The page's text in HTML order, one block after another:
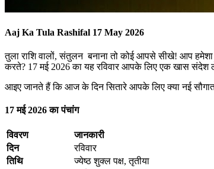
Aaj Ka Tula Rashifal 17 May 2026
तुला राशि वालों, संतुलन बनाना तो कोई आपसे सीखे! आप
करते? 17 मई 2026 का यह रविवार आपके लिए एक खास
आइए जानते हैं कि आज के दिन सितारे आपके लिए क्या नई
17 मई 2026 का पंचांग
विवरण
जानकारी
दिन
रविवार
तिथि
ज्येष्ठ शुक्ल पक्ष, तृतीया